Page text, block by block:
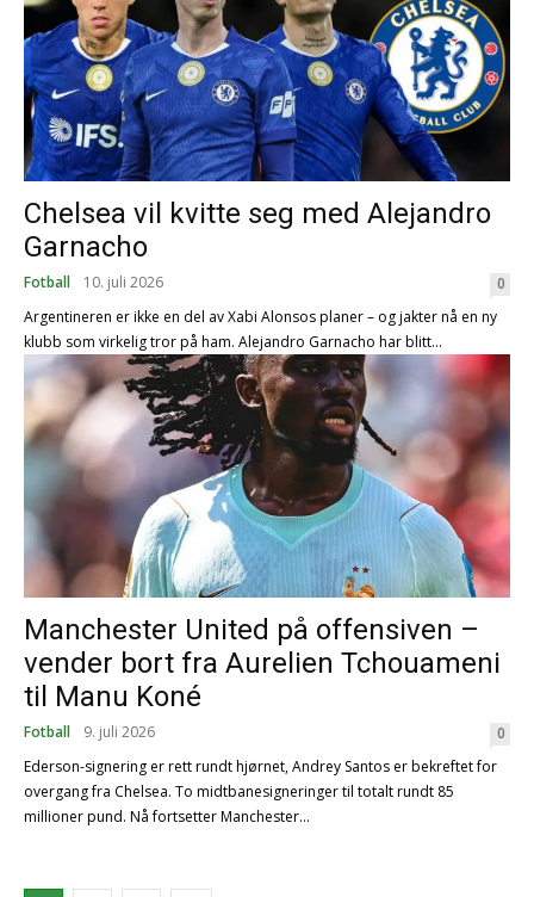
Chelsea vil kvitte seg med Alejandro
Garnacho
Fotball 10. juli 2026
0
Argentineren er ikke en del av Xabi Alonsos planer – og jakter nå en ny
klubb som virkelig tror på ham. Alejandro Garnacho har blitt...
Manchester United på offensiven –
vender bort fra Aurelien Tchouameni
til Manu Koné
Fotball 9. juli 2026
0
Ederson-signering er rett rundt hjørnet, Andrey Santos er bekreftet for
overgang fra Chelsea. To midtbanesigneringer til totalt rundt 85
millioner pund. Nå fortsetter Manchester...